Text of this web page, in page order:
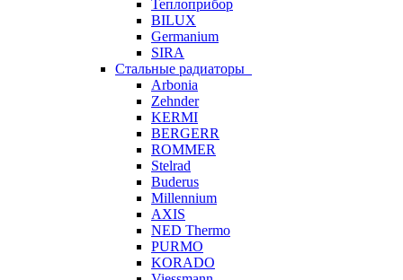
Теплоприбор
BILUX
Germanium
SIRA
Стальные радиаторы
Arbonia
Zehnder
KERMI
BERGERR
ROMMER
Stelrad
Buderus
Millennium
AXIS
NED Thermo
PURMO
KORADO